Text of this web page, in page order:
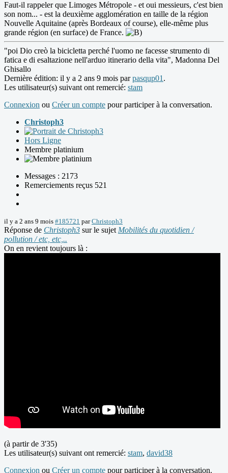
Faut-il rappeler que Limoges Métropole - et oui messieurs, c'est bien
son nom... - est la deuxième agglomération en taille de la région
Nouvelle Aquitaine (après Bordeaux of course), elle-même plus
grande région (en surface) de France.
"poi Dio creò la bicicletta perché l'uomo ne facesse strumento di
fatica e di esaltazione nell'arduo itinerario della vita", Madonna Del
Ghisallo
Dernière édition: il y a 2 ans 9 mois parpasqup01 .
Les utilisateur(s) suivant ont remercié: stam
Connexion ou Créer un compte pour participer à la conversation.
Christoph3
Hors Ligne
Membre platinium
Messages : 2173
Remerciements reçus 521
il y a 2 ans 9 mois #185721 parChristoph3
Réponse de Christoph3 sur le sujet Mobilités du quotidien /
pollution / etc, etc,..
On en revient toujours là :
(à partir de 3'35)
Les utilisateur(s) suivant ont remercié: stam, david38
Connexion ou Créer un compte pour participer à la conversation.